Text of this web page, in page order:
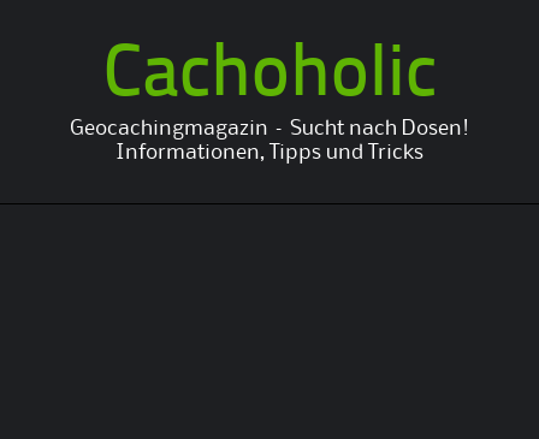
Cachoholic
Geocachingmagazin – Sucht nach Dosen!
Informationen, Tipps und Tricks